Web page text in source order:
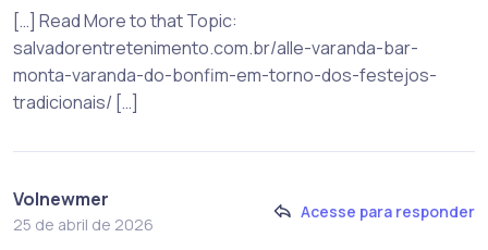
[…] Read More to that Topic:
salvadorentretenimento.com.br/alle-varanda-bar-
monta-varanda-do-bonfim-em-torno-dos-festejos-
tradicionais/ […]
Volnewmer
25 de abril de 2026
Acesse para responder